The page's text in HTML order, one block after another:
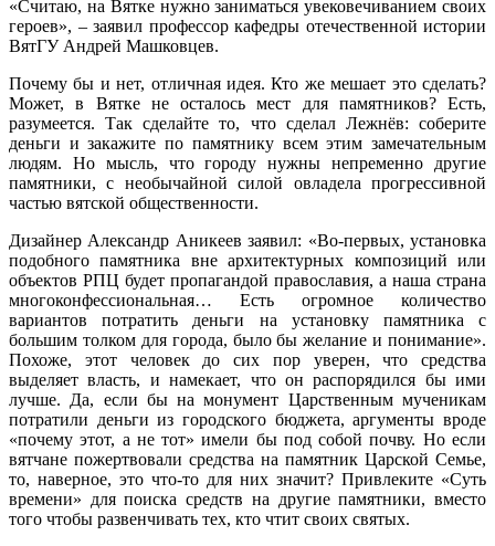
«Считаю, на Вятке нужно заниматься увековечиванием своих
героев», – заявил профессор кафедры отечественной истории
ВятГУ Андрей Машковцев.
Почему бы и нет, отличная идея. Кто же мешает это сделать?
Может, в Вятке не осталось мест для памятников? Есть,
разумеется. Так сделайте то, что сделал Лежнёв: соберите
деньги и закажите по памятнику всем этим замечательным
людям. Но мысль, что городу нужны непременно другие
памятники, с необычайной силой овладела прогрессивной
частью вятской общественности.
Дизайнер Александр Аникеев заявил: «Во-первых, установка
подобного памятника вне архитектурных композиций или
объектов РПЦ будет пропагандой православия, а наша страна
многоконфессиональная… Есть огромное количество
вариантов потратить деньги на установку памятника с
большим толком для города, было бы желание и понимание».
Похоже, этот человек до сих пор уверен, что средства
выделяет власть, и намекает, что он распорядился бы ими
лучше. Да, если бы на монумент Царственным мученикам
потратили деньги из городского бюджета, аргументы вроде
«почему этот, а не тот» имели бы под собой почву. Но если
вятчане пожертвовали средства на памятник Царской Семье,
то, наверное, это что-то для них значит? Привлеките «Суть
времени» для поиска средств на другие памятники, вместо
того чтобы развенчивать тех, кто чтит своих святых.